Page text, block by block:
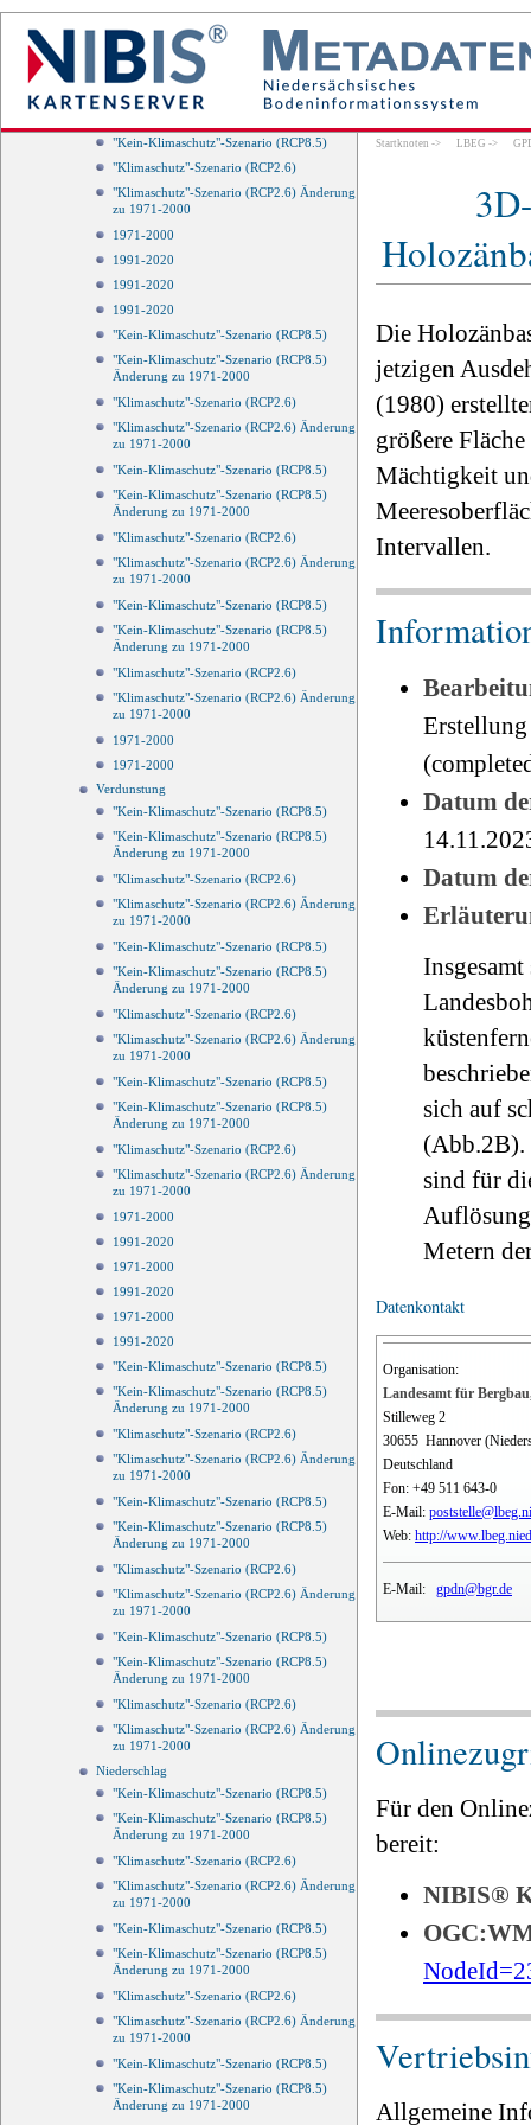
"Klimaschutz"-Szenario (RCP2.6)
"Klimaschutz"-Szenario (RCP2.6) Änderung
zu 1971-2000
"Kein-Klimaschutz"-Szenario (RCP8.5)
"Kein-Klimaschutz"-Szenario (RCP8.5)
"Klimaschutz"-Szenario (RCP2.6)
"Klimaschutz"-Szenario (RCP2.6) Änderung
zu 1971-2000
1971-2000
1991-2020
1991-2020
1991-2020
"Kein-Klimaschutz"-Szenario (RCP8.5)
"Kein-Klimaschutz"-Szenario (RCP8.5)
Änderung zu 1971-2000
"Klimaschutz"-Szenario (RCP2.6)
"Klimaschutz"-Szenario (RCP2.6) Änderung
zu 1971-2000
"Kein-Klimaschutz"-Szenario (RCP8.5)
"Kein-Klimaschutz"-Szenario (RCP8.5)
Änderung zu 1971-2000
"Klimaschutz"-Szenario (RCP2.6)
"Klimaschutz"-Szenario (RCP2.6) Änderung
zu 1971-2000
"Kein-Klimaschutz"-Szenario (RCP8.5)
"Kein-Klimaschutz"-Szenario (RCP8.5)
Änderung zu 1971-2000
"Klimaschutz"-Szenario (RCP2.6)
"Klimaschutz"-Szenario (RCP2.6) Änderung
zu 1971-2000
1971-2000
1971-2000
Verdunstung
"Kein-Klimaschutz"-Szenario (RCP8.5)
"Kein-Klimaschutz"-Szenario (RCP8.5)
Änderung zu 1971-2000
"Klimaschutz"-Szenario (RCP2.6)
"Klimaschutz"-Szenario (RCP2.6) Änderung
zu 1971-2000
"Kein-Klimaschutz"-Szenario (RCP8.5)
"Kein-Klimaschutz"-Szenario (RCP8.5)
Änderung zu 1971-2000
"Klimaschutz"-Szenario (RCP2.6)
"Klimaschutz"-Szenario (RCP2.6) Änderung
zu 1971-2000
"Kein-Klimaschutz"-Szenario (RCP8.5)
"Kein-Klimaschutz"-Szenario (RCP8.5)
Änderung zu 1971-2000
"Klimaschutz"-Szenario (RCP2.6)
"Klimaschutz"-Szenario (RCP2.6) Änderung
zu 1971-2000
1971-2000
1991-2020
1971-2000
1991-2020
1971-2000
1991-2020
"Kein-Klimaschutz"-Szenario (RCP8.5)
"Kein-Klimaschutz"-Szenario (RCP8.5)
Änderung zu 1971-2000
"Klimaschutz"-Szenario (RCP2.6)
"Klimaschutz"-Szenario (RCP2.6) Änderung
zu 1971-2000
"Kein-Klimaschutz"-Szenario (RCP8.5)
"Kein-Klimaschutz"-Szenario (RCP8.5)
Änderung zu 1971-2000
"Klimaschutz"-Szenario (RCP2.6)
"Klimaschutz"-Szenario (RCP2.6) Änderung
zu 1971-2000
"Kein-Klimaschutz"-Szenario (RCP8.5)
"Kein-Klimaschutz"-Szenario (RCP8.5)
Änderung zu 1971-2000
"Klimaschutz"-Szenario (RCP2.6)
"Klimaschutz"-Szenario (RCP2.6) Änderung
zu 1971-2000
Niederschlag
"Kein-Klimaschutz"-Szenario (RCP8.5)
"Kein-Klimaschutz"-Szenario (RCP8.5)
Änderung zu 1971-2000
"Klimaschutz"-Szenario (RCP2.6)
"Klimaschutz"-Szenario (RCP2.6) Änderung
zu 1971-2000
"Kein-Klimaschutz"-Szenario (RCP8.5)
"Kein-Klimaschutz"-Szenario (RCP8.5)
Änderung zu 1971-2000
"Klimaschutz"-Szenario (RCP2.6)
"Klimaschutz"-Szenario (RCP2.6) Änderung
zu 1971-2000
"Kein-Klimaschutz"-Szenario (RCP8.5)
"Kein-Klimaschutz"-Szenario (RCP8.5)
Änderung zu 1971-2000
Startknoten -> LBEG ->
Die
jetzigen
(1980)
größere
Mächtigkeit
Intervallen.
Erstellung
Datum
Datum
sich auf
(Abb.2B).
sind für
Auflösung
Metern
Datenkontakt
Organisation:
Landesamt für
Stilleweg 2
30655 Hannover
Deutschland
Fon: +49 511 643-0
E-Mail:
Web: http://
E-Mail: gpdn@bgr.de
Für den
bereit:
NIBIS®
Allgemeine